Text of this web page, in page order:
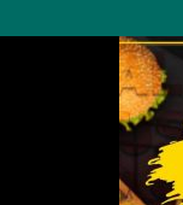
to